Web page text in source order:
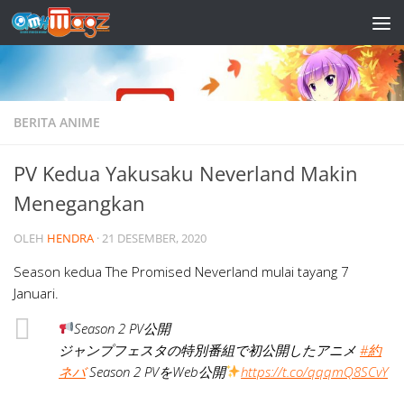
Skip to content
BERITA ANIME
PV Kedua Yakusaku Neverland Makin
Menegangkan
OLEH HENDRA ·21 DESEMBER, 2020
Season kedua The Promised Neverland mulai tayang 7
Januari.
Season 2 PV公開
ジャンプフェスタの特別番組で初公開したアニメ #約
ネバSeason 2 PVをWeb公開 https://t.co/qqqmQ8SCvY